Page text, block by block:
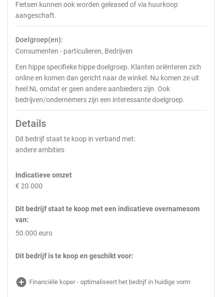
Fietsen kunnen ook worden geleased of via huurkoop
aangeschaft.
Doelgroep(en):
Consumenten - particulieren, Bedrijven
Een hippe specifieke hippe doelgroep. Klanten oriënteren zich
online en komen dan gericht naar de winkel. Nu komen ze uit
heel NL omdat er geen andere aanbieders zijn. Ook
bedrijven/ondernemers zijn een interessante doelgroep.
Details
Dit bedrijf staat te koop in verband met:
andere ambities
Indicatieve omzet
€ 20.000
Dit bedrijf staat te koop met een indicatieve overnamesom
van:
50.000 euro
Dit bedrijf is te koop en geschikt voor:
add_circle Financiële koper - optimaliseert het bedrijf in huidige vorm